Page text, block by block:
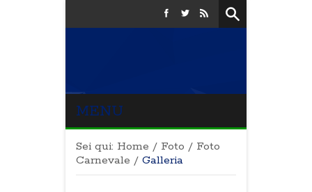
MENU
Sei qui: Home / Foto / Foto
Carnevale / Galleria